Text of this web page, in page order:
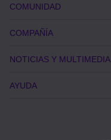
COMUNIDAD
COMPAÑÍA
NOTICIAS Y MULTIMEDIA
AYUDA